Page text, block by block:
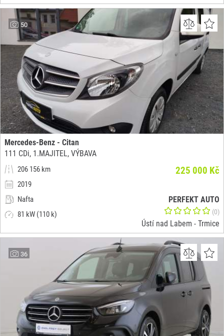
50
Mercedes-Benz - Citan
111 CDi, 1.MAJITEL, VÝBAVA
206 156 km
2019
Nafta
81 kW (110 k)
225 000 Kč
PERFEKT AUTO
(0)
Ústí nad Labem - Trmice
36